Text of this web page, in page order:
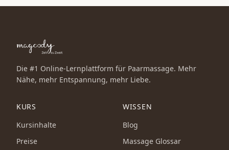
Die #1 Online-Lernplattform für Paarmassage. Mehr
Nähe, mehr Entspannung, mehr Liebe.
KURS
Kursinhalte
Preise
WISSEN
Blog
Massage Glossar